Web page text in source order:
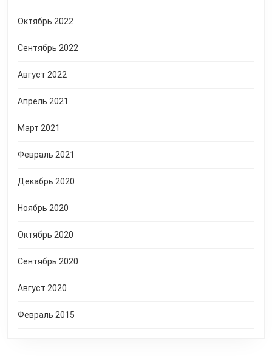
Октябрь 2022
Сентябрь 2022
Август 2022
Апрель 2021
Март 2021
Февраль 2021
Декабрь 2020
Ноябрь 2020
Октябрь 2020
Сентябрь 2020
Август 2020
Февраль 2015